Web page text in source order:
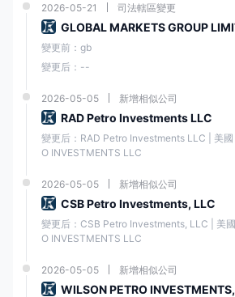
訪問官方網站 澤匯資本: 首先訪問官方網站 澤匯
覽器。您可以通過輸入由 澤匯資本或通過搜索他
賬戶”或“開設真實賬戶”按鈕：
表格，要求您提供必要的信息。這可能包括個人
名、電子郵件地址、出生日期、聯繫信息，有時
區。花點時間準確填寫表格並確保填寫所有必填字
接受條款和條件：在繼續您的帳戶申請之前，您
們，您通常會找到一個複選框或按鈕來讓您接受
以繼續。
提交您的申請並等待確認 澤匯資本：填寫所需
點擊“提交”或“註冊”按鈕提交您的申請。您的申
的狀態。此確認可通過電子郵件或通過其網站上
包括用於訪問您的交易賬戶的進一步說明或登錄憑
2026-05-21 司法轄區變更
GLOBAL MARKETS GROUP
變更前：gb
變更后：--
2026-05-05 新增相似公司
RAD Petro Investments LLC
變更后：RAD Petro Investments LLC | 美
O INVESTMENTS LLC
2026-05-05 新增相似公司
CSB Petro Investments, LLC
變更后：CSB Petro Investments, LLC | 美
O INVESTMENTS LLC
2026-05-05 新增相似公司
WILSON PETRO